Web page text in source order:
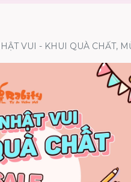
VUI - KHUI QUÀ CHẤT,